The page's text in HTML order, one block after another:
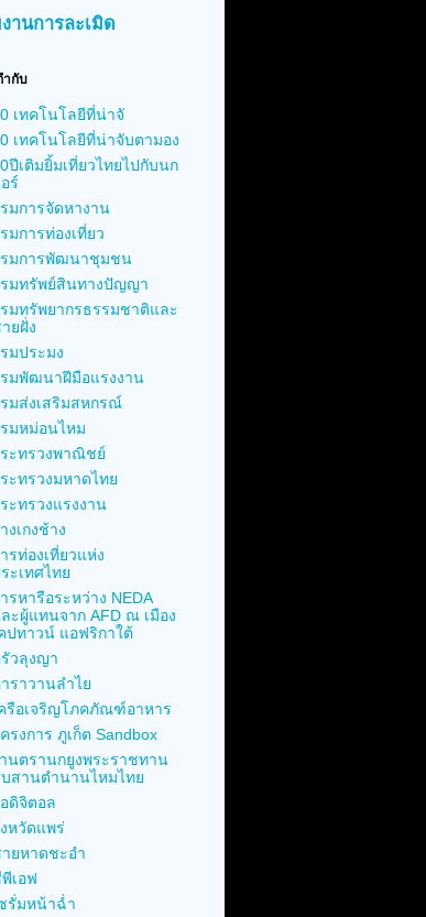
านการละเมิด
ำกับ
เทคโนโลยีที่น่าจั
เทคโนโลยีที่น่าจับตามอง
ปีเติมยิ้มเที่ยวไทยไปกับนก
ร์
มการจัดหางาน
มการท่องเที่ยว
มการพัฒนาชุมชน
มทรัพย์สินทางปัญญา
มทรัพยากรธรรมชาติและ
ยฝั่ง
มประมง
มพัฒนาฝีมือแรงงาน
มส่งเสริมสหกรณ์
มหม่อนไหม
ะทรวงพาณิชย์
ะทรวงมหาดไทย
ะทรวงแรงงาน
งเกงช้าง
รท่องเที่ยวแห่ง
ะเทศไทย
รหารือระหว่าง NEDA
ะผู้แทนจาก AFD ณ เมือง
ปทาวน์ แอฟริกาใต้
วลุงญา
ราวานลำไย
รือเจริญโภคภัณฑ์อาหาร
รงการ ภูเก็ต Sandbox
นตรานกยูงพระราชทาน
สานตำนานไหมไทย
ดิจิตอล
หวัดแพร่
ยหาดชะอำ
เอฟ
รั่มหน้าฉ่ำ